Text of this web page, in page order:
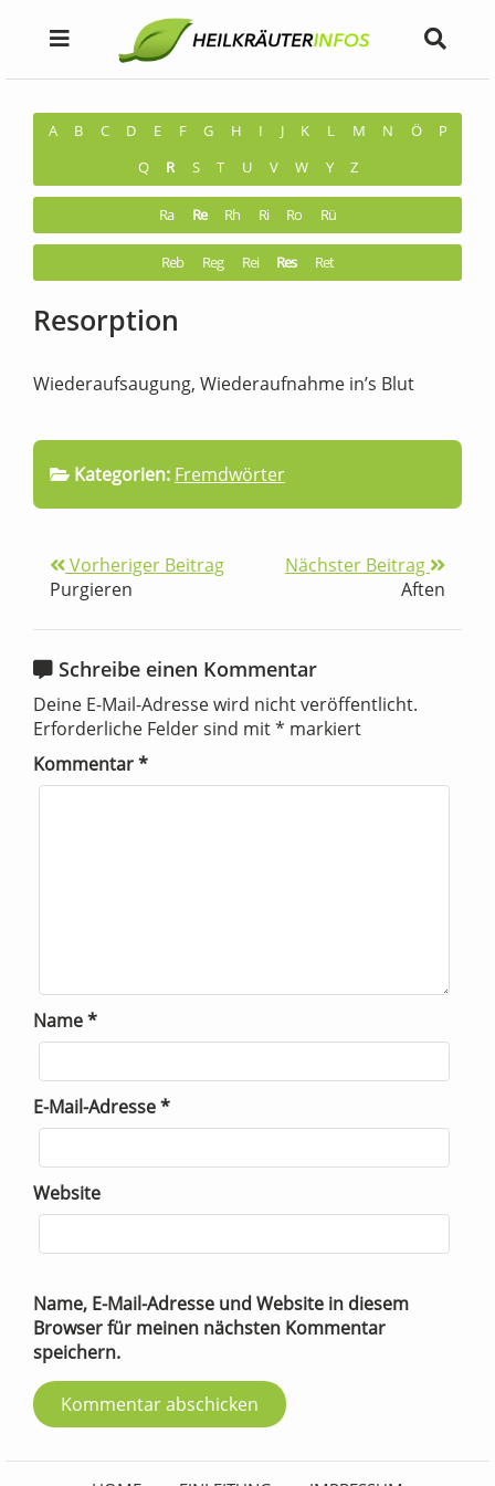
A B C D E F G H I J K L M N Ö
P
Q
R S T U V W Y Z
Ra Re Rh Ri Ro Rü
Reb Reg Rei Res Ret
Resorption
Wiederaufsaugung, Wiederaufnahme in’s Blut
Kategorien: Fremdwörter
Vorheriger Beitrag
Purgieren
Nächster Beitrag
Aften
Schreibe einen Kommentar
Deine E-Mail-Adresse wird nicht veröffentlicht.
Erforderliche Felder sind mit* markiert
Kommentar*
Name*
E-Mail-Adresse*
Website
Name, E-Mail-Adresse und Website in diesem
Browser für meinen nächsten Kommentar
speichern.